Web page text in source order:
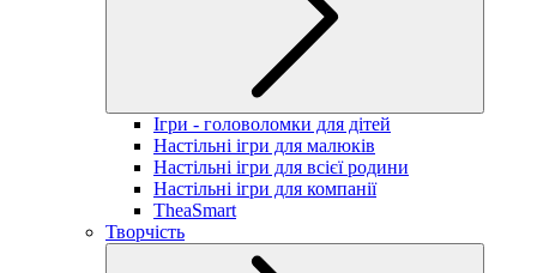
Ігри - головоломки для дітей
Настільні ігри для малюків
Настільні ігри для всієї родини
Настільні ігри для компанії
TheaSmart
Творчість